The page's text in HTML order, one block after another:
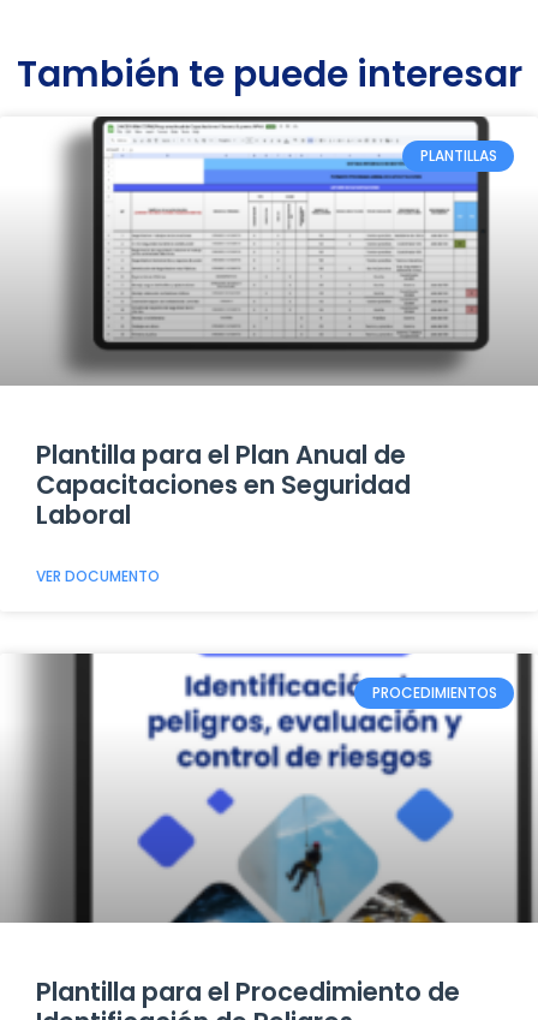
También te puede interesar
PLANTILLAS
Plantilla para el Plan Anual de
Capacitaciones en Seguridad
Laboral
VER DOCUMENTO
PROCEDIMIENTOS
Plantilla para el Procedimiento de